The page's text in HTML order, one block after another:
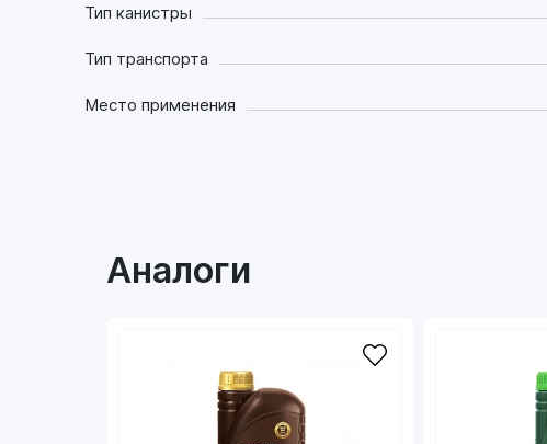
Тип канистры
Тип транспорта
Место применения
Аналоги